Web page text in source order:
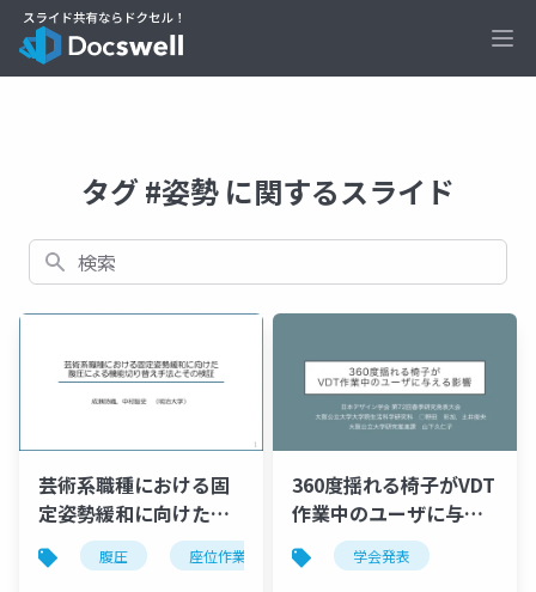
タグ #姿勢 に関するスライド
検索
芸術系職種における固
定姿勢緩和に向けた腹
圧による機能切り替え
手法とその検証
腹圧 座位作業 姿勢
360度揺れる椅子がVDT
作業中のユーザに与え
る影響 学会発表